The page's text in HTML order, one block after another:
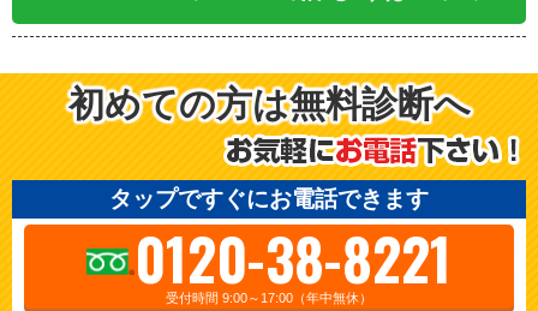
初めての方は無料診断へ
タップですぐにお電話できます
0120-38-8221
受付時間 9:00～17:00（年中無休）